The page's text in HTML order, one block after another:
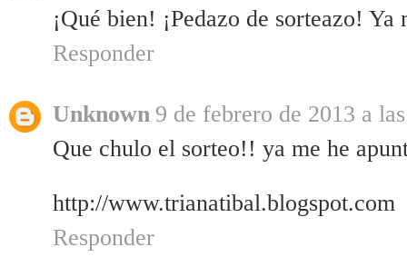
¡Qué bien! ¡Pedazo de sorteazo!
Responder
Unknown 9 de febrero de 2013 a
Que chulo el sorteo!! ya me he
http://www.trianatibal.blogspot.com
Responder